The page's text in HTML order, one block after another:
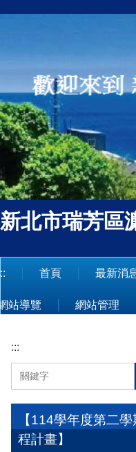
容
區
新北市瑞芳區
首頁 最新消
站導覽 網站管理
:::
【114學年度第二
程計畫】